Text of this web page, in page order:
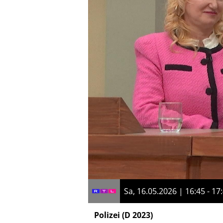
Sa, 16.05.2026 | 16:45 -
Polizei (D 2023)